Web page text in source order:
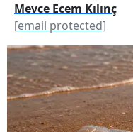
Mevce Ecem Kılınç
[email protected]